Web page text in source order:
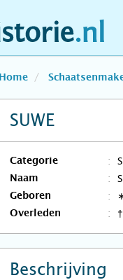
Home
SUWE
Categorie
Naam
Geboren
Overleden †
Beschrijving